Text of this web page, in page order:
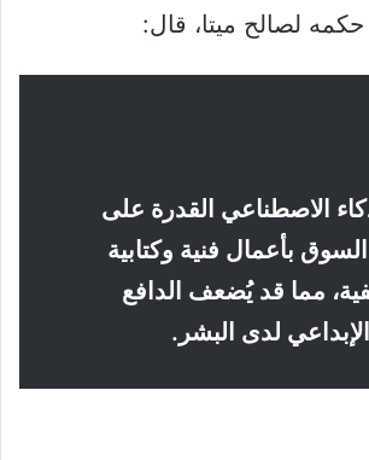
لصالح ميتا، قال:
الاصطناعي القدرة على
بأعمال فنية وكتابية
مما قد يُضعف الدافع
الإبداعي لدى البشر.